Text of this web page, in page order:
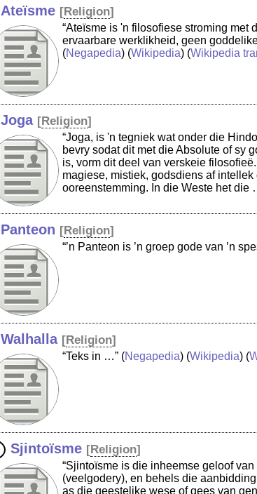
Ateïsme [Religion]
“Ateïsme is 'n filosofiese stroming met
ervaarbare werklikheid, geen
(Negapedia) (Wikipedia) (Wikipedia
Joga [Religion]
“Joga, is 'n tegniek wat onder die
bevry sodat dit met die Absolute of sy
is, vorm dit deel van verskeie
magiese, mistiek, godsdiens af
ooreenstemming. In die Weste het die
Panteon [Religion]
“’n Panteon is ’n groep gode van ’n
Walhalla [Religion]
“Teks in …” (Negapedia) (Wikipedia) (
Sjintoïsme [Religion]
“Sjintoïsme is die inheemse geloof
(veelgodery), en behels die
as die geestelike wese of gees van